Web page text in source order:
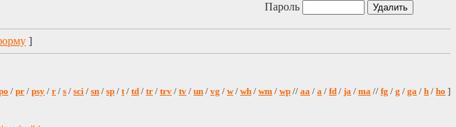
Пароль
]
/ pr / psy / r / s / sci / sn / sp / t/ td / tr / trv / tv / un / vg / w/ wh / wm / wp // aa / a / fd / ja / ma // fg / g / ga / h / ho ]